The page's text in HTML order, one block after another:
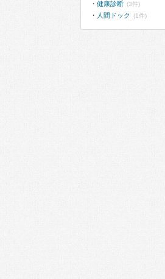
健康診断 (3件)
人間ドック (1件)